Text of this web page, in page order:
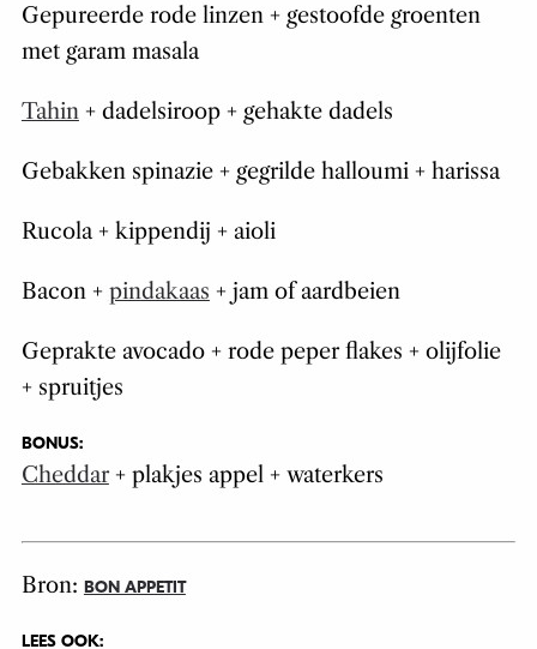
Gepureerde rode linzen + gestoofde groenten
met garam masala
Tahin+ dadelsiroop + gehakte dadels
Gebakken spinazie + gegrilde halloumi + harissa
Rucola + kippendij + aioli
Bacon + pindakaas + jam of aardbeien
Geprakte avocado + rode peper flakes + olijfolie
+ spruitjes
BONUS:
Cheddar+ plakjes appel + waterkers
Bron: BON APPETIT
LEES OOK: